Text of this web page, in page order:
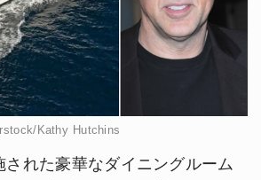
Kathy Hutchins
された豪華なダイニングルーム